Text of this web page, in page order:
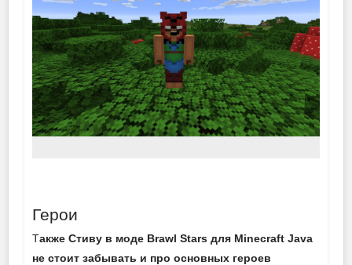
Герои
Также Стиву в моде Brawl Stars для Minecraft Java
не стоит забывать и про основных героев